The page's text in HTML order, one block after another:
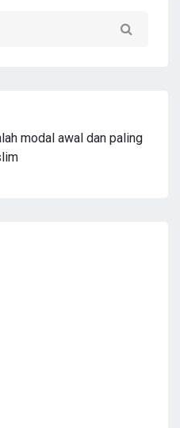
modal awal dan paling